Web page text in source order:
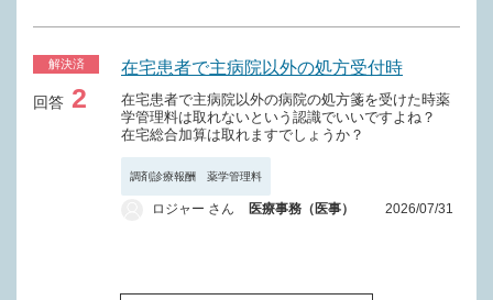
解決済
回答 2
在宅患者で主病院以外の処方受付時
在宅患者で主病院以外の病院の処方箋を受けた時薬
学管理料は取れないという認識でいいですよね？
在宅総合加算は取れますでしょうか？
調剤診療報酬 薬学管理料
ロジャー さん 医療事務（医事） 2026/07/31